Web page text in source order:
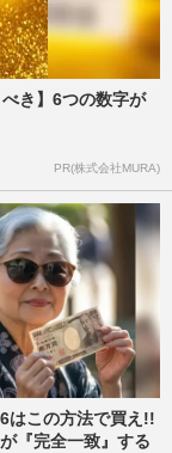
き】6つの数字が
PR(株式会社MURA)
はこの方法で買え!!
『完全一致』する